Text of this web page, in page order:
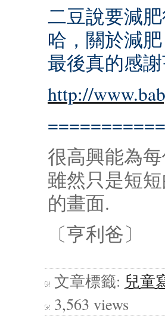
二豆說要減
哈，關於減
最後真的感
http://
很高興能為
雖然只是短
的畫面.
〔亨利爸〕
文章標籤: 兒童
3,563 views